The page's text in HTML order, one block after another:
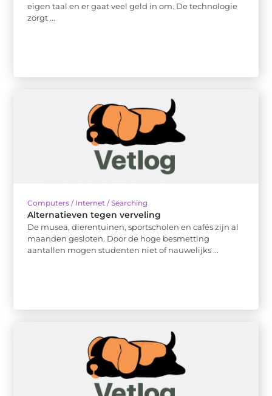
eigen taal en er gaat veel geld in om. De technologie
zorgt ...
Computers / Internet / Searching
Alternatieven tegen verveling
De musea, dierentuinen, sportscholen en cafés zijn al
maanden gesloten. Door de hoge besmetting
aantallen mogen studenten niet of nauwelijks ...